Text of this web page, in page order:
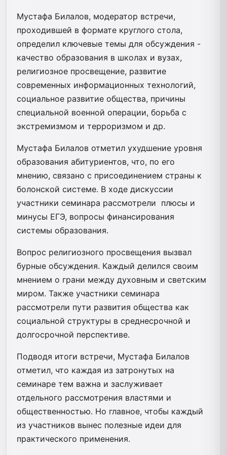
Мустафа Билалов, модератор встречи,
проходившей в формате круглого стола,
определил ключевые темы для обсуждения -
качество образования в школах и вузах,
религиозное просвещение, развитие
современных информационных технологий,
социальное развитие общества, причины
специальной военной операции, борьба с
экстремизмом и терроризмом и др.
Мустафа Билалов отметил ухудшение уровня
образования абитуриентов, что, по его
мнению, связано с присоединением страны к
болонской системе. В ходе дискуссии
участники семинара рассмотрели плюсы и
минусы ЕГЭ, вопросы финансирования
системы образования.
Вопрос религиозного просвещения вызвал
бурные обсуждения. Каждый делился своим
мнением о грани между духовным и светским
миром. Также участники семинара
рассмотрели пути развития общества как
социальной структуры в среднесрочной и
долгосрочной перспективе.
Подводя итоги встречи, Мустафа Билалов
отметил, что каждая из затронутых на
семинаре тем важна и заслуживает
отдельного рассмотрения властями и
общественностью. Но главное, чтобы каждый
из участников вынес полезные идеи для
практического применения.